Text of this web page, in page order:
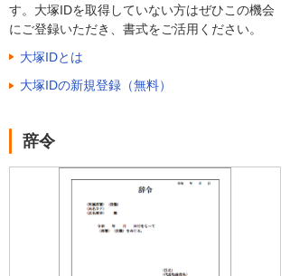
す。大塚IDを取得していない方はぜひこの機会
にご登録いただき、書式をご活用ください。
大塚IDとは
大塚IDの新規登録（無料）
辞令